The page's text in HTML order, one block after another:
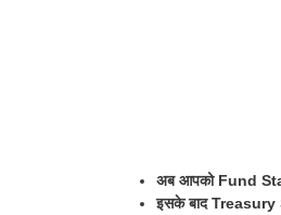
अब आपको Fund
इसके बाद Treasury